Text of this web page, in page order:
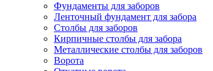
Фундаменты для заборов
Ленточный фундамент для забора
Столбы для заборов
Кирпичные столбы для забора
Металлические столбы для заборов
Ворота